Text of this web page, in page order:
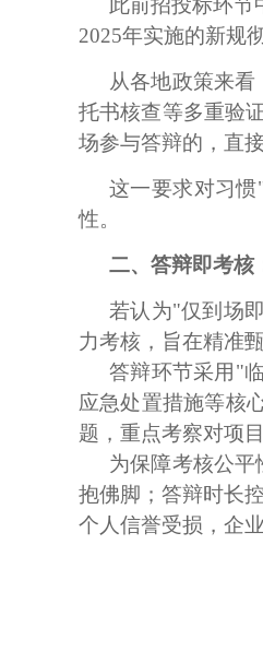
此前招投标环节
2025年实施的新规
从各地政策来
托书核查等多重验
场参与答辩的，直
这一要求对习惯
性。
二、答辩即考核
若认为"仅到场
力考核，旨在精准
答辩环节采用 "
应急处置措施等核
题，重点考察对项
为保障考核公
抱佛脚；答辩时长
个人信誉受损，企